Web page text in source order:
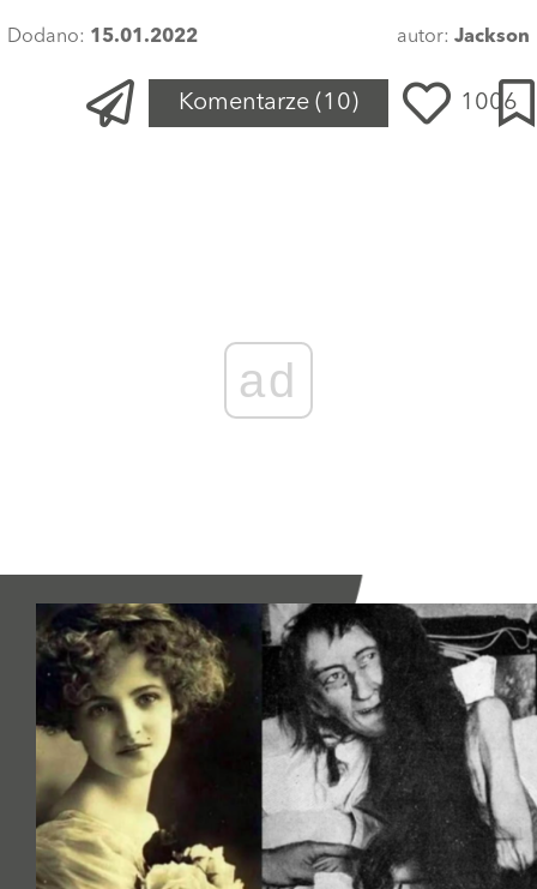
Dodano: 15.01.2022 autor: Jackson
Komentarze (10) 1006
ad